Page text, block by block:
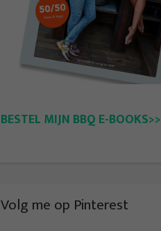
BESTEL MIJN BBQ E-BOOKS>>
Volg me op Pinterest